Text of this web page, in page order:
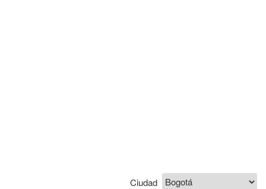
Ciudad